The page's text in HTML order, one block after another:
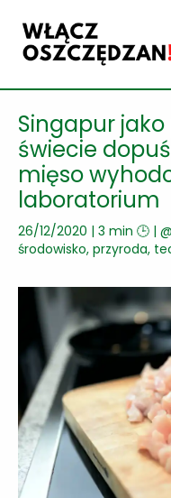
treści
Singapur
świecie
mięso
laboratorium
26/12/2020 | 3 min 🕒 | @
środowisko, przyroda,